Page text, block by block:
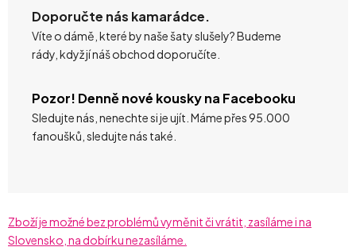
Doporučte nás kamarádce.
Víte o dámě, které by naše šaty slušely? Budeme
rády, když jí náš obchod doporučíte.
Pozor! Denně nové kousky na Facebooku
Sledujte nás, nenechte si je ujít. Máme přes 95.000
fanoušků, sledujte nás také.
Zboží je možné bez problémů vyměnit či vrátit, zasíláme i na
Slovensko, na dobírku nezasíláme.